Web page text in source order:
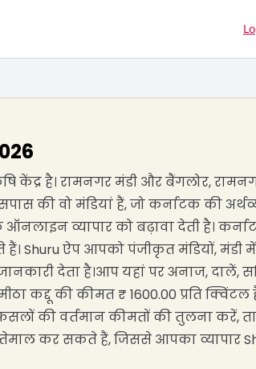
है। रामनगर मंडी और बैंगलोर,
की वो मंडियां हैं, जो कर्नाटक की
व्यापार को बढ़ावा देती है।
Shuru ऐप आपको पंजीकृत मंडियों, मंडी
देता है।आप यहां पर अनाज, दालें,
कद्दू की कीमत ₹ 1600.00 प्रति क्विंटल
की वर्तमान कीमतों की तुलना करें,
कर सकते हैं, जिससे आपका व्यापार